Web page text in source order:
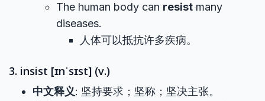
The human body can resist many
diseases.
人体可以抵抗许多疾病。
3. insist [ɪnˈsɪst] (v.)
中文释义: 坚持要求；坚称；坚决主张。